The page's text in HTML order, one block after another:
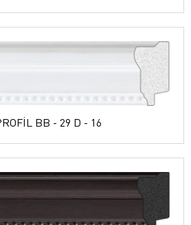
BB - 29 D - 16